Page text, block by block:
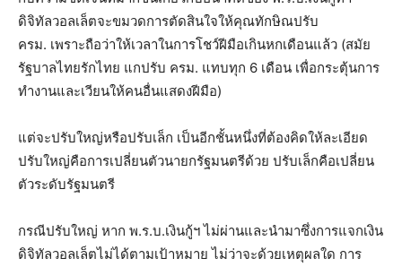
ดิจิทัลวอลเล็ตจะขมวดการตัดสินใจให้คุณทักษิณปรับ
ครม. เพราะถือว่าให้เวลาในการโชว์ฝีมือเกินหกเดือนแล้ว (สมัย
รัฐบาลไทยรักไทย แกปรับ ครม. แทบทุก 6 เดือน เพื่อกระตุ้นการ
ทำงานและเวียนให้คนอื่นแสดงฝีมือ)
แต่จะปรับใหญ่หรือปรับเล็ก เป็นอีกชั้นหนึ่งที่ต้องคิดให้ละเอียด
ปรับใหญ่คือการเปลี่ยนตัวนายกรัฐมนตรีด้วย ปรับเล็กคือเปลี่ยน
ตัวระดับรัฐมนตรี
กรณีปรับใหญ่ หาก พ.ร.บ.เงินกู้ฯ ไม่ผ่านและนำมาซึ่งการแจกเงิน
ดิจิทัลวอลเล็ตไม่ได้ตามเป้าหมาย ไม่ว่าจะด้วยเหตุผลใด การ